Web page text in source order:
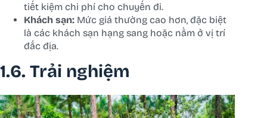
tiết kiệm chi phí cho chuyến đi.
Khách sạn: Mức giá thường cao hơn, đặc biệt
là các khách sạn hạng sang hoặc nằm ở vị trí
đắc địa.
1.6. Trải nghiệm